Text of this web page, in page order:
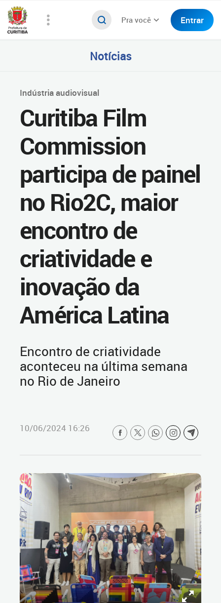
Pra você Entrar
Notícias
Indústria audiovisual
Curitiba Film
Commission
participa de painel
no Rio2C, maior
encontro de
criatividade e
inovação da
América Latina
Encontro de criatividade
aconteceu na última semana
no Rio de Janeiro
10/06/2024 16:26